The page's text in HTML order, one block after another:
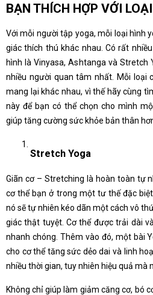
BẠN THÍCH HỢP VỚI
Với mỗi người tập yoga, mỗi loại hình
giác thích thú khác nhau. Có rất
hình là Vinyasa, Ashtanga và
nhiều người quan tâm nhất. Mỗi loại
mang lại khác nhau, vì thế hãy cùng
này để bạn có thể chọn cho mình
giúp tăng cường sức khỏe bản thân
Stretch Yoga
Giãn cơ – Stretching là hoàn toàn tự
cơ thể bạn ở trong một tư thế đặc
nó sẽ tự nhiên kéo dãn một cách vô
giác thật tuyệt. Cơ thể được trải dài
nhanh chóng. Thêm vào đó, một bài
cho cơ thể tăng sức dẻo dai và linh
nhiều thời gian, tuy nhiên hiệu quả mà
Không chỉ giúp làm giảm căng cơ, bó